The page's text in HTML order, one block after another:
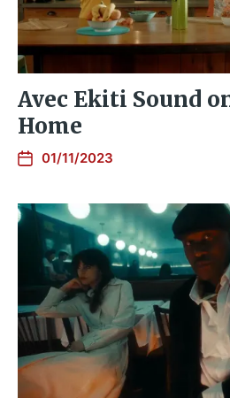
Avec Ekiti Sound
Home
01/11/2023